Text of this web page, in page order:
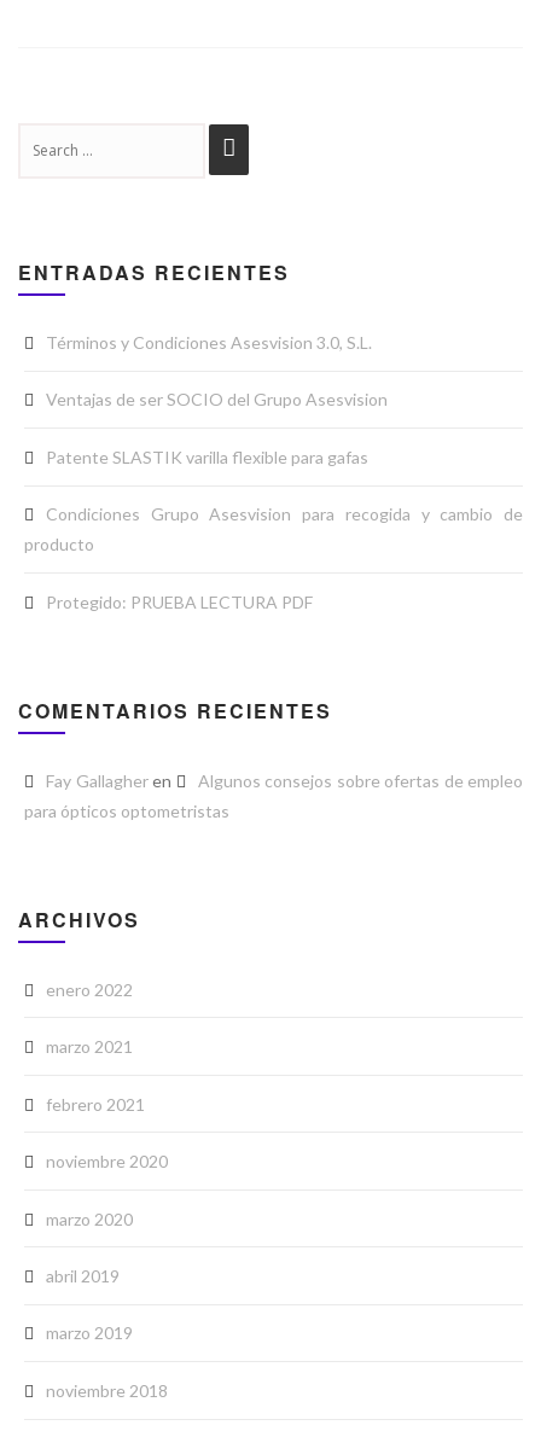
ENTRADAS RECIENTES
Términos y Condiciones Asesvision 3.0, S.L.
Ventajas de ser SOCIO del Grupo Asesvision
Patente SLASTIK varilla flexible para gafas
Condiciones Grupo Asesvision para recogida y cambio de
producto
Protegido: PRUEBA LECTURA PDF
COMENTARIOS RECIENTES
Fay Gallagheren
Algunos consejos sobre ofertas de empleo
para ópticos optometristas
ARCHIVOS
enero 2022
marzo 2021
febrero 2021
noviembre 2020
marzo 2020
abril 2019
marzo 2019
noviembre 2018